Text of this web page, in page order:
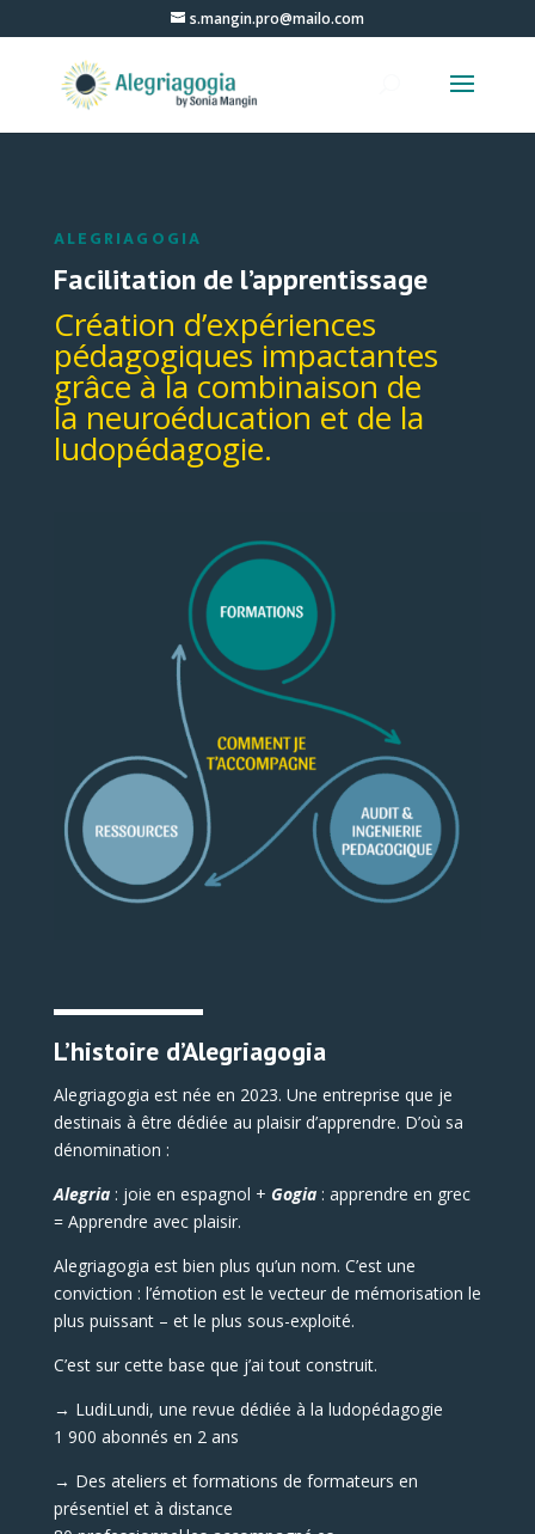
s.mangin.pro@mailo.com
ALEGRIAGOGIA
Facilitation de l’apprentissage
Création d’expériences
pédagogiques impactantes
grâce à la combinaison de
la neuroéducation et de la
ludopédagogie.
L’histoire d’Alegriagogia
Alegriagogia est née en 2023. Une entreprise que je
destinais à être dédiée au plaisir d’apprendre. D’où sa
dénomination :
Alegria: joie en espagnol + Gogia: apprendre en grec
= Apprendre avec plaisir.
Alegriagogia est bien plus qu’un nom. C’est une
conviction : l’émotion est le vecteur de mémorisation le
plus puissant – et le plus sous-exploité.
C’est sur cette base que j’ai tout construit.
→ LudiLundi, une revue dédiée à la ludopédagogie
1 900 abonnés en 2 ans
→ Des ateliers et formations de formateurs en
présentiel et à distance